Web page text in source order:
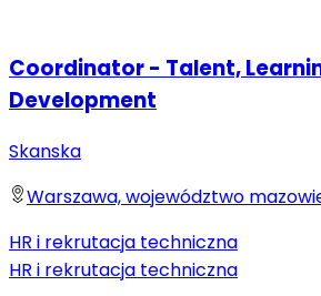
Coordinator - Talent,
Development
Skanska
Warszawa, województwo
HR i rekrutacja techniczna
HR i rekrutacja techniczna